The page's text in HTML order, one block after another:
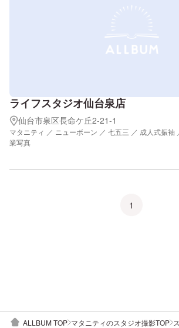
ライフスタジオ仙台泉店
仙台市泉区長命ケ丘2-21-1
マタニティ ／ ニューボーン ／ 七五三 ／ 成人式振袖
業写真
1
ALLBUM TOP マタニティのスタジオ撮影TOP